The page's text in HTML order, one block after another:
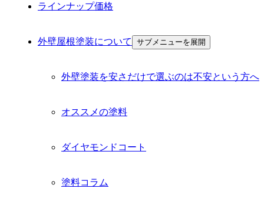
ラインナップ価格
外壁屋根塗装について サブメニューを展開
外壁塗装を安さだけで選ぶのは不安という方へ
オススメの塗料
ダイヤモンドコート
塗料コラム